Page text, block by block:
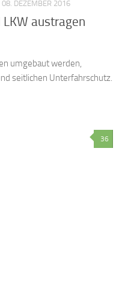
08. DEZEMBER 2016
austragen
umgebaut werden,
seitlichen Unterfahrschutz.
36